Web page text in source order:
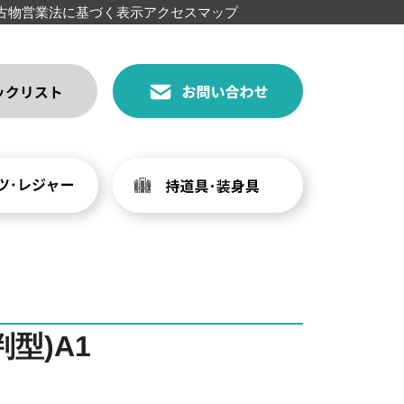
物営業法に基づく表示アクセスマップ
型)A1